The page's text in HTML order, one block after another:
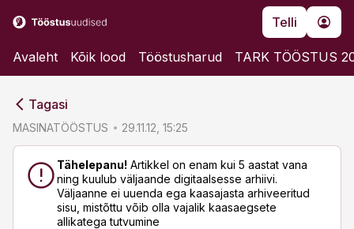
Telli
Avaleht Kõik lood Tööstusharud TARK TÖÖSTUS
Tagasi
MASINATÖÖSTUS 29.11.12, 15:25
Tähelepanu! Artikkel on enam kui 5 aastat vana
ning kuulub väljaande digitaalsesse arhiivi.
Väljaanne ei uuenda ega kaasajasta arhiveeritud
sisu, mistõttu võib olla vajalik kaasaegsete
allikatega tutvumine